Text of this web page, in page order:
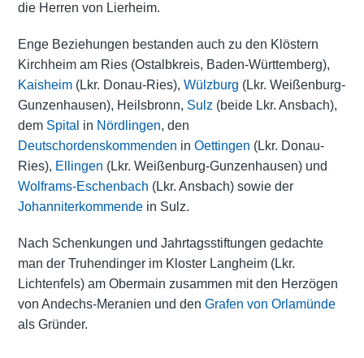
die Herren von Lierheim.
Enge Beziehungen bestanden auch zu den Klöstern
Kirchheim am Ries (Ostalbkreis, Baden-Württemberg),
Kaisheim(Lkr. Donau-Ries), Wülzburg (Lkr. Weißenburg-
Gunzenhausen), Heilsbronn, Sulz (beide Lkr. Ansbach),
dem Spital in Nördlingen, den
Deutschordenskommenden in Oettingen (Lkr. Donau-
Ries), Ellingen (Lkr. Weißenburg-Gunzenhausen) und
Wolframs-Eschenbach (Lkr. Ansbach) sowie der
Johanniterkommendein Sulz.
Nach Schenkungen und Jahrtagsstiftungen gedachte
man der Truhendinger im Kloster Langheim (Lkr.
Lichtenfels) am Obermain zusammen mit den Herzögen
von Andechs-Meranien und den Grafen von Orlamünde
als Gründer.